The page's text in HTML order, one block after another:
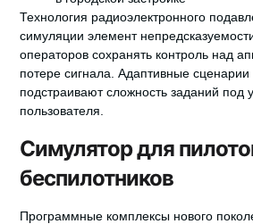
Технология радиоэлектронного
симуляции элемент
операторов сохранять контроль над
потере сигнала.Адаптивные сценарии
подстраивают сложность заданий под
пользователя.
Симулятор для
беспилотников
Программные комплексы нового